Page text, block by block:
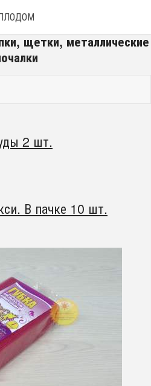
щетки, металлические
2 шт.
В пачке 10 шт.